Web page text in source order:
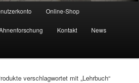
Online-Shop
Kontakt News
verschlagwortet mit „Lehrbuch“